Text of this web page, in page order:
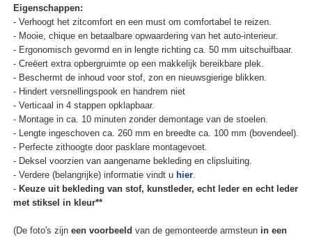
Eigenschappen:
- Verhoogt het zitcomfort en een must om comfortabel te reizen.
- Mooie, chique en betaalbare opwaardering van het auto-interieur.
- Ergonomisch gevormd en in lengte richting ca. 50 mm uitschuifbaar.
- Creëert extra opbergruimte op een makkelijk bereikbare plek.
- Beschermt de inhoud voor stof, zon en nieuwsgierige blikken.
- Hindert versnellingspook en handrem niet
- Verticaal in 4 stappen opklapbaar.
- Montage in ca. 10 minuten zonder demontage van de stoelen.
- Lengte ingeschoven ca. 260 mm en breedte ca. 100 mm (bovendeel).
- Perfecte zithoogte door pasklare montagevoet.
- Deksel voorzien van aangename bekleding en clipsluiting.
- Verdere (belangrijke) informatie vindt u hier.
- Keuze uit bekleding van stof, kunstleder, echt leder en echt leder
met stiksel in kleur**
(De foto's zijn een voorbeeld van de gemonteerde armsteun in een